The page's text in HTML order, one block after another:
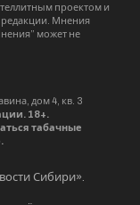
проектом и
редакции. Мнения
может не
дом 4, кв. 3
18+.
табачные
Сибири».